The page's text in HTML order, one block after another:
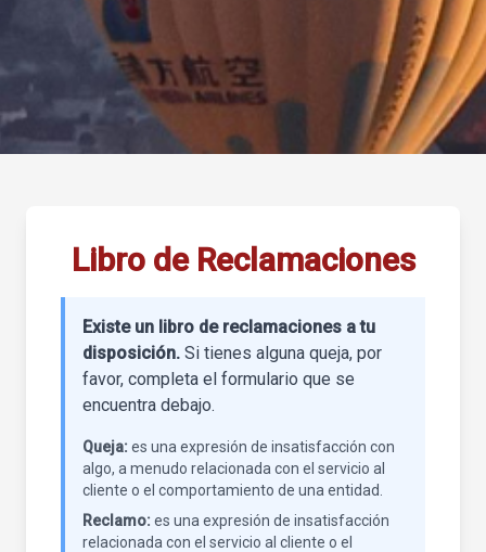
Libro de Reclamaciones
Existe un libro de reclamaciones a tu
disposición. Si tienes alguna queja, por
favor, completa el formulario que se
encuentra debajo.
Queja:es una expresión de insatisfacción con
algo, a menudo relacionada con el servicio al
cliente o el comportamiento de una entidad.
Reclamo:es una expresión de insatisfacción
relacionada con el servicio al cliente o el